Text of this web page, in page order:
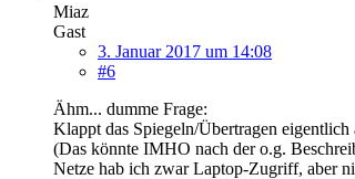
Miaz
Gast
3. Januar 2017 um 14:08
#6
Ähm... dumme Frage:
Klappt das Spiegeln/Übertragen
(Das könnte IMHO nach der o.g.
Netze hab ich zwar Laptop-Zugriff, aber